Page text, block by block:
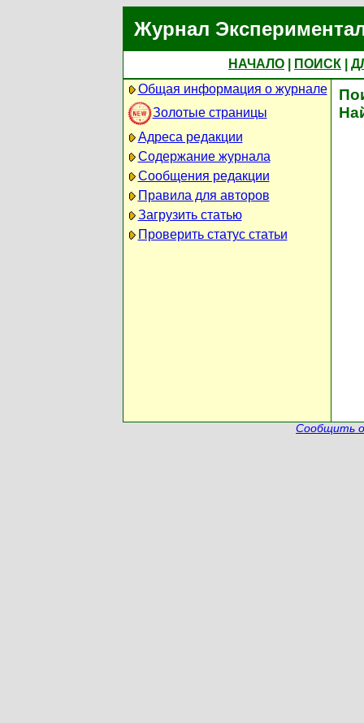
Журнал
НАЧАЛО ПОИСК
Общая информация о журнале
Золотые страницы
Адреса редакции
Содержание журнала
Сообщения редакции
Правила для авторов
Загрузить статью
Проверить статус статьи
Сообщить о